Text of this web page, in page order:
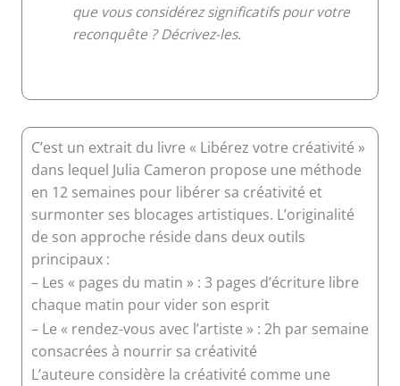
que vous considérez significatifs pour votre
reconquête ? Décrivez-les.
C’est un extrait du livre « Libérez votre créativité »
dans lequel Julia Cameron propose une méthode
en 12 semaines pour libérer sa créativité et
surmonter ses blocages artistiques. L’originalité
de son approche réside dans deux outils
principaux :
– Les « pages du matin » : 3 pages d’écriture libre
chaque matin pour vider son esprit
– Le « rendez-vous avec l’artiste » : 2h par semaine
consacrées à nourrir sa créativité
L’auteure considère la créativité comme une